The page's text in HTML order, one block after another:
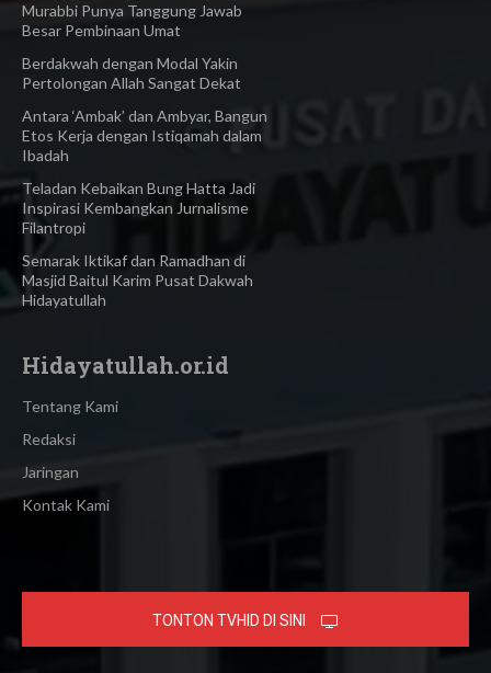
Murabbi Punya Tanggung Jawab
Besar Pembinaan Umat
Berdakwah dengan Modal Yakin
Pertolongan Allah Sangat Dekat
Antara ‘Ambak’ dan Ambyar, Bangun
Etos Kerja dengan Istiqamah dalam
Ibadah
Teladan Kebaikan Bung Hatta Jadi
Inspirasi Kembangkan Jurnalisme
Filantropi
Semarak Iktikaf dan Ramadhan di
Masjid Baitul Karim Pusat Dakwah
Hidayatullah
Hidayatullah.or.id
Tentang Kami
Redaksi
Jaringan
Kontak Kami
TONTON TVHID DI SINI